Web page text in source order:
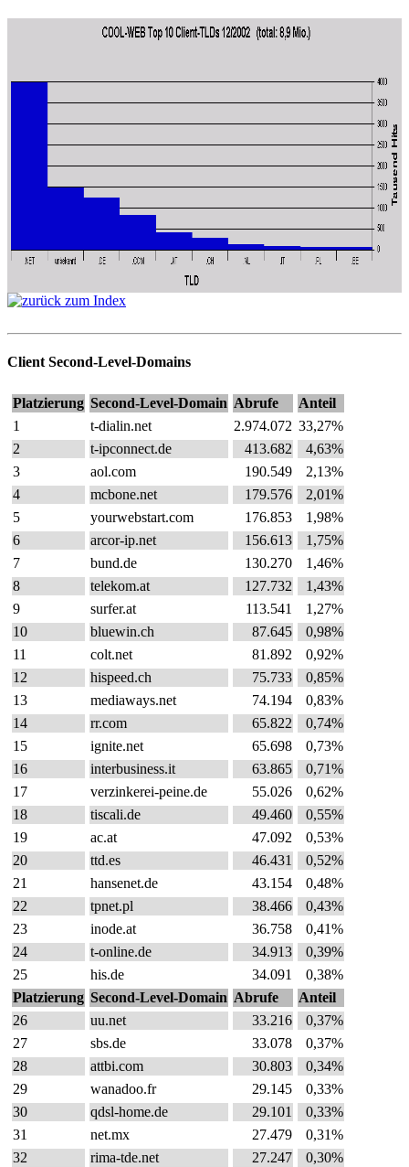
Client Second-Level-Domains
Platzierung Second-Level-Domain Abrufe
Anteil
1
t-dialin.net 2.974.072 33,27%
2
t-ipconnect.de 413.682
4,63%
3
aol.com 190.549
2,13%
4
mcbone.net 179.576
2,01%
5
yourwebstart.com 176.853
1,98%
6
arcor-ip.net 156.613
1,75%
7
bund.de 130.270
1,46%
8
telekom.at 127.732
1,43%
9
surfer.at 113.541
1,27%
10
bluewin.ch 87.645
0,98%
11
colt.net 81.892
0,92%
12
hispeed.ch 75.733
0,85%
13
mediaways.net 74.194
0,83%
14
rr.com 65.822
0,74%
15
ignite.net 65.698
0,73%
16
interbusiness.it 63.865
0,71%
17
verzinkerei-peine.de 55.026
0,62%
18
tiscali.de 49.460
0,55%
19
ac.at 47.092
0,53%
20
ttd.es 46.431
0,52%
21
hansenet.de 43.154
0,48%
22
tpnet.pl 38.466
0,43%
23
inode.at 36.758
0,41%
24
t-online.de 34.913
0,39%
25
his.de 34.091
0,38%
Platzierung Second-Level-Domain Abrufe
Anteil
26
uu.net 33.216
0,37%
27
sbs.de 33.078
0,37%
28
attbi.com 30.803
0,34%
29
wanadoo.fr 29.145
0,33%
30
qdsl-home.de 29.101
0,33%
31
net.mx 27.479
0,31%
32
rima-tde.net 27.247
0,30%